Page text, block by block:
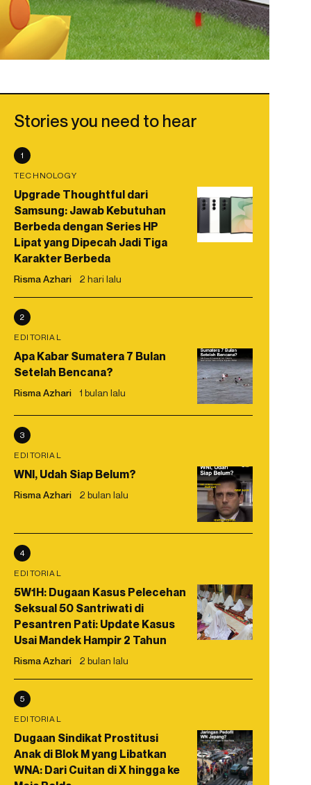
Stories you need to hear
1
TECHNOLOGY
Upgrade Thoughtful dari
Samsung: Jawab Kebutuhan
Berbeda dengan Series HP
Lipat yang Dipecah Jadi Tiga
Karakter Berbeda
Risma Azhari 2 hari lalu
2
EDITORIAL
Apa Kabar Sumatera 7 Bulan
Setelah Bencana?
Risma Azhari 1 bulan lalu
3
EDITORIAL
WNI, Udah Siap Belum?
Risma Azhari 2 bulan lalu
4
EDITORIAL
5W1H: Dugaan Kasus Pelecehan
Seksual 50 Santriwati di
Pesantren Pati: Update Kasus
Usai Mandek Hampir 2 Tahun
Risma Azhari 2 bulan lalu
5
EDITORIAL
Dugaan Sindikat Prostitusi
Anak di Blok M yang Libatkan
WNA: Dari Cuitan di X hingga ke